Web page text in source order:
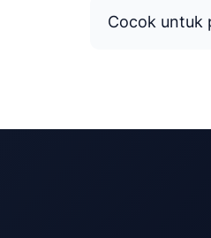
Cocok untuk